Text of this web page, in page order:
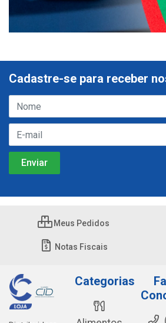
Cadastre-se para receber
Meus Pedidos
Notas Fiscais
Categorias